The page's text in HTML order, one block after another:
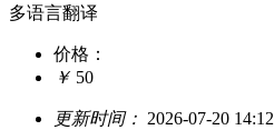
多语言翻译
价格：
￥ 50
更新时间： 2026-07-20 14:12